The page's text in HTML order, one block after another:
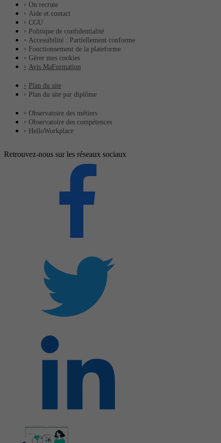
On recrute
Aide et contact
CGU
Politique de confidentialité
Accessibilité : Partiellement conforme
Fonctionnement de la plateforme
Gérer mes cookies
Avis MaFormation
Plan du site
Plan du site par diplôme
Observatoire des métiers
Observatoire des compétences
HelloWorkplace
Retrouvez-nous sur les réseaux sociaux